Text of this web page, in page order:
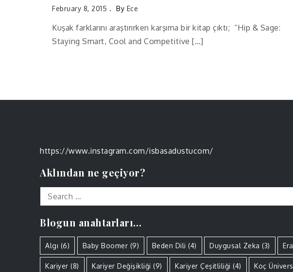
February 8, 2015 By Ece
Kuşak farklarını araştırırken karşıma bir kitap çıktı; “Hip & Sage:
Staying Smart, Cool and Competitive […]
https://www.instagram.com/isbasadustucom/
Aklından ne geçiyor?
Search
for:
Blogun anahtarları…
Algı (6) Baby Boomer (9) Beden Dili (4) Duygusal Zeka (3)
Kariyer (8) Kariyer Değişikliği (9) Kariyer Çeşitliliği (4) Koç